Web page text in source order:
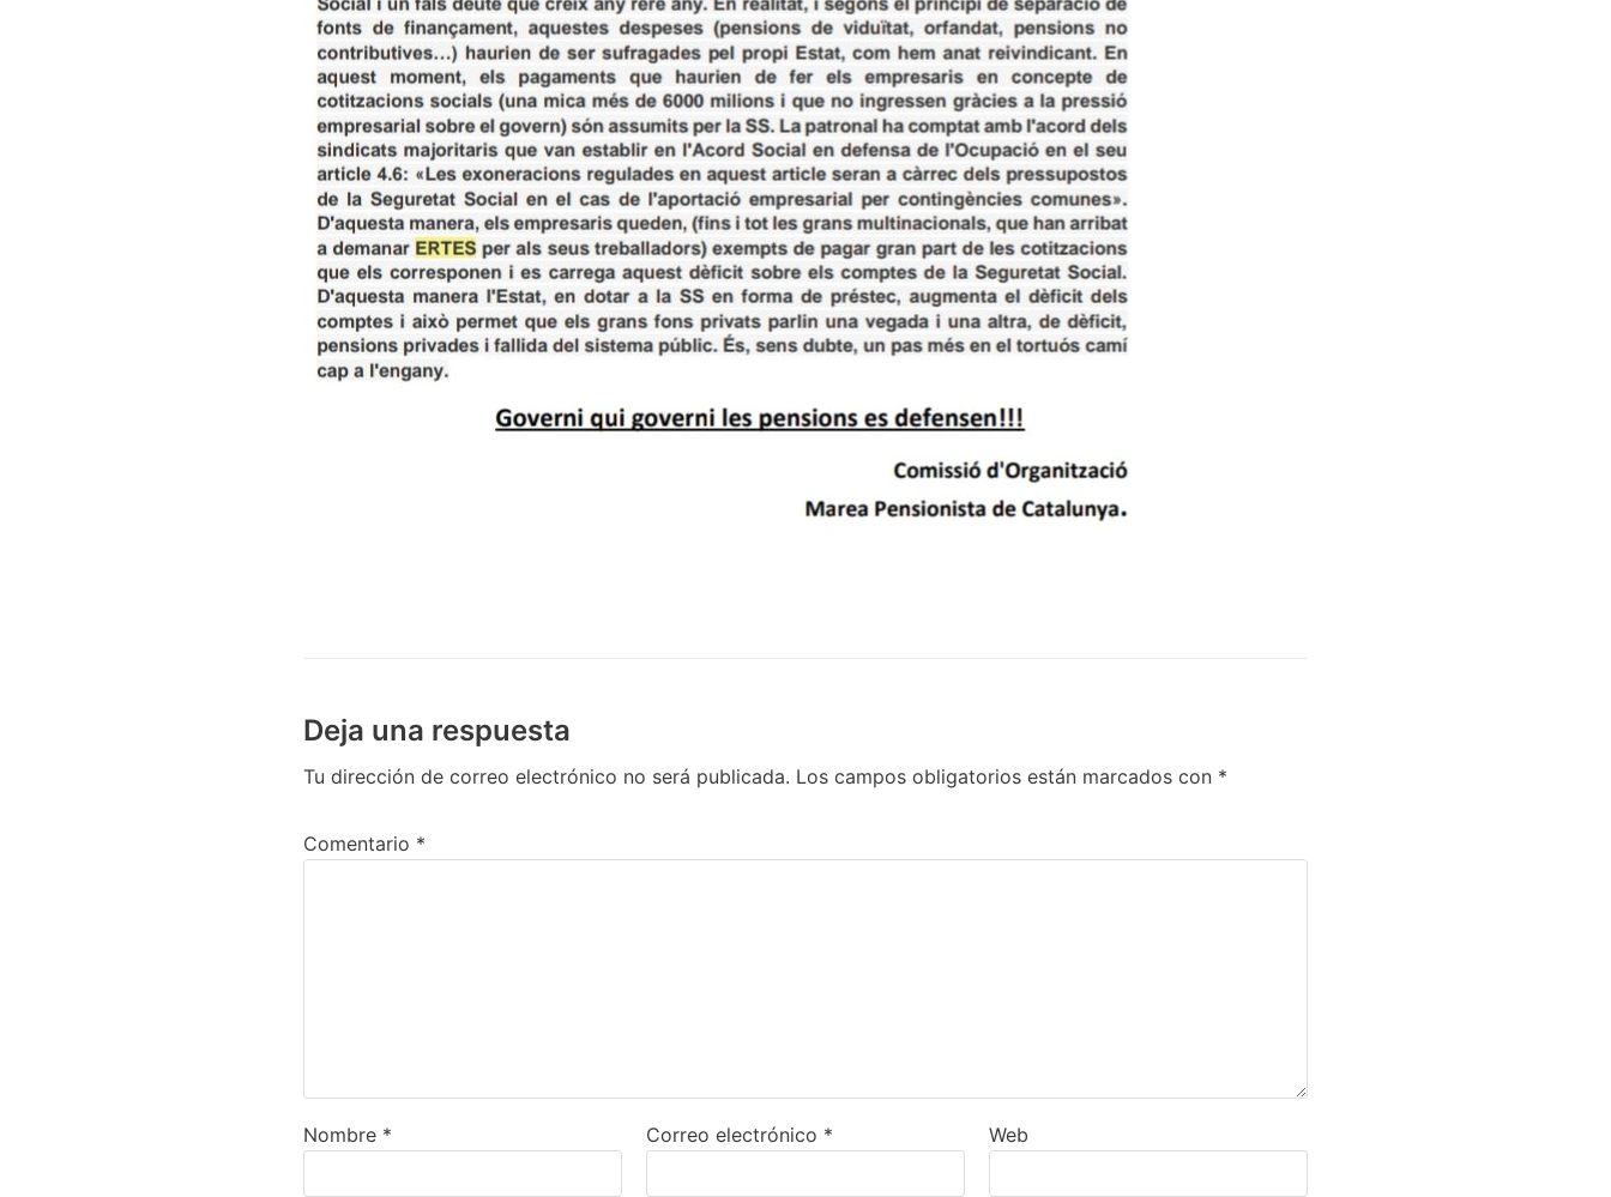
Deja una respuesta
Tu dirección de correo electrónico no será publicada. Los campos obligatorios están marcados con *
Comentario *
Nombre * Correo electrónico * Web